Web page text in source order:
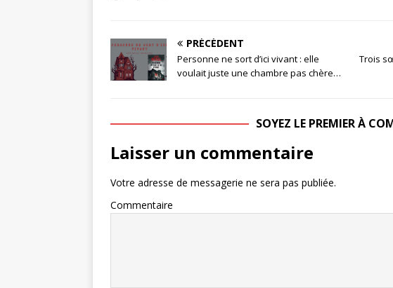
PRÉCÉDENT
Personne ne sort d’ici vivant : elle
voulait juste une chambre pas chère…
Trois
SOYEZ LE PREMIER À
Laisser un commentaire
Votre adresse de messagerie ne sera pas publiée.
Commentaire